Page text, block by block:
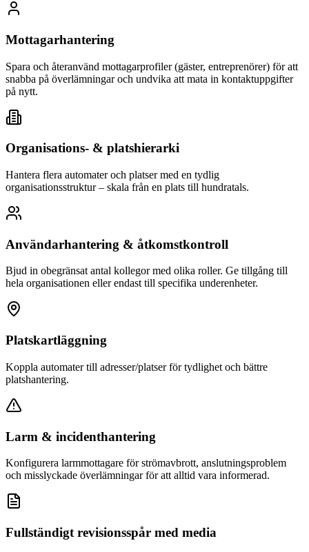
Mottagarhantering
Spara och återanvänd mottagarprofiler (gäster, entreprenörer) för att
snabba på överlämningar och undvika att mata in kontaktuppgifter
på nytt.
Organisations- & platshierarki
Hantera flera automater och platser med en tydlig
organisationsstruktur – skala från en plats till hundratals.
Användarhantering & åtkomstkontroll
Bjud in obegränsat antal kollegor med olika roller. Ge tillgång till
hela organisationen eller endast till specifika underenheter.
Platskartläggning
Koppla automater till adresser/platser för tydlighet och bättre
platshantering.
Larm & incidenthantering
Konfigurera larmmottagare för strömavbrott, anslutningsproblem
och misslyckade överlämningar för att alltid vara informerad.
Fullständigt revisionsspår med media